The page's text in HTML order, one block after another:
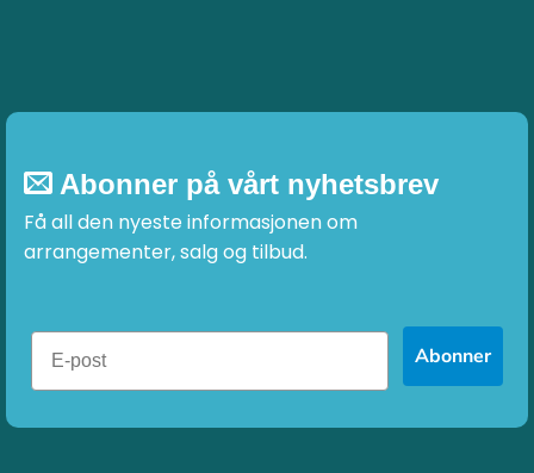
Abonner på vårt nyhetsbrev
Få all den nyeste informasjonen om
arrangementer, salg og tilbud.
Abonner